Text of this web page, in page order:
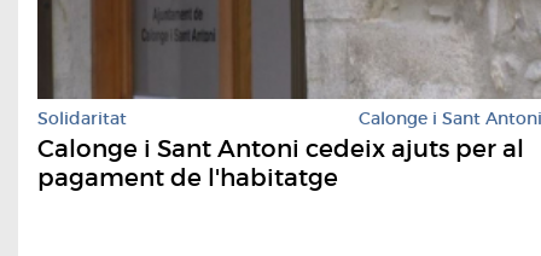
Solidaritat Calonge i Sant Antoni
Calonge i Sant Antoni cedeix ajuts per al
pagament de l'habitatge